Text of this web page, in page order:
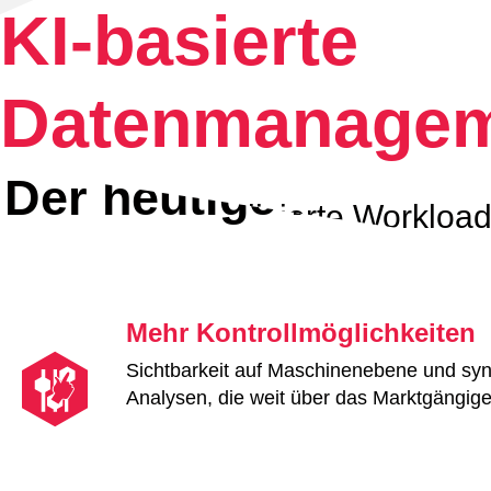
KI-basierte
Gezielt auf virtualisierte
Der heutige IT-
Mehr Kontrollmöglichkeiten
Sichtbarkeit auf Maschinenebene und
Analysen, die weit über das